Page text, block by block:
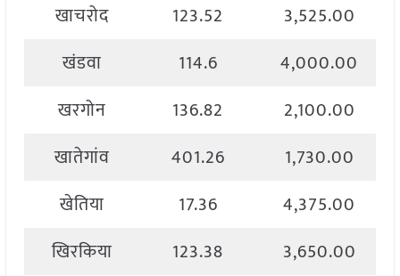
खाचरोद
123.52
3,525.00
खंडवा
114.6
4,000.00
खरगोन
136.82
2,100.00
खातेगांव
401.26
1,730.00
खेतिया
17.36
4,375.00
खिरकिया
123.38
3,650.00